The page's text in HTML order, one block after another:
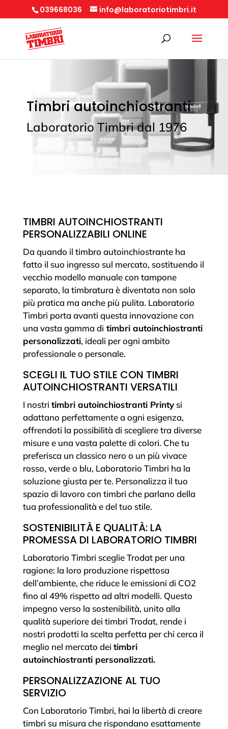
039668036 info@laboratoriotimbri.it
Timbri autoinchiostranti
Laboratorio Timbri dal 1976
TIMBRI AUTOINCHIOSTRANTI
PERSONALIZZABILI ONLINE
Da quando il timbro autoinchiostrante ha
fatto il suo ingresso sul mercato, sostituendo il
vecchio modello manuale con tampone
separato, la timbratura è diventata non solo
più pratica ma anche più pulita. Laboratorio
Timbri porta avanti questa innovazione con
una vasta gamma di timbri autoinchiostranti
personalizzati, ideali per ogni ambito
professionale o personale.
SCEGLI IL TUO STILE CON TIMBRI
AUTOINCHIOSTRANTI VERSATILI
I nostri timbri autoinchiostranti Printysi
adattano perfettamente a ogni esigenza,
offrendoti la possibilità di scegliere tra diverse
misure e una vasta palette di colori. Che tu
preferisca un classico nero o un più vivace
rosso, verde o blu, Laboratorio Timbri ha la
soluzione giusta per te. Personalizza il tuo
spazio di lavoro con timbri che parlano della
tua professionalità e del tuo stile.
SOSTENIBILITÀ E QUALITÀ: LA
PROMESSA DI LABORATORIO TIMBRI
Laboratorio Timbri sceglie Trodat per una
ragione: la loro produzione rispettosa
dell’ambiente, che riduce le emissioni di CO2
fino al 49% rispetto ad altri modelli. Questo
impegno verso la sostenibilità, unito alla
qualità superiore dei timbri Trodat, rende i
nostri prodotti la scelta perfetta per chi cerca il
meglio nel mercato dei timbri
autoinchiostranti personalizzati.
PERSONALIZZAZIONE AL TUO
SERVIZIO
Con Laboratorio Timbri, hai la libertà di creare
timbri su misura che rispondano esattamente